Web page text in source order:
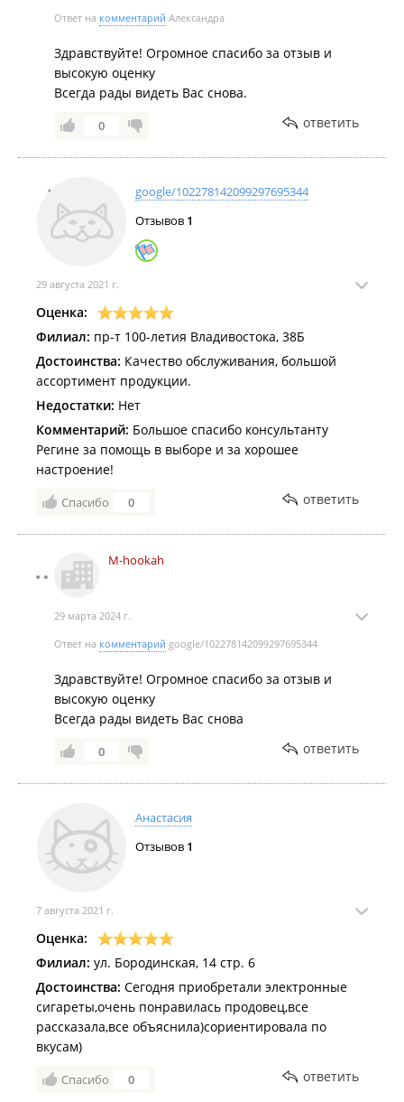
Ответ на комментарий Александра
Здравствуйте! Огромное спасибо за отзыв и
высокую оценку
Всегда рады видеть Вас снова.
0 ответить
google/102278142099297695344
Отзывов 1
29 августа 2021 г.
Оценка:
Филиал: пр-т 100-летия Владивостока, 38Б
Достоинства: Качество обслуживания, большой
ассортимент продукции.
Недостатки: Нет
Комментарий: Большое спасибо консультанту
Регине за помощь в выборе и за хорошее
настроение!
Спасибо 0 ответить
M-hookah
29 марта 2024 г.
Ответ на комментарий google/102278142099297695344
Здравствуйте! Огромное спасибо за отзыв и
высокую оценку
Всегда рады видеть Вас снова
0 ответить
Анастасия
Отзывов 1
7 августа 2021 г.
Оценка:
Филиал: ул. Бородинская, 14 стр. 6
Достоинства: Сегодня приобретали электронные
сигареты,очень понравилась продовец,все
рассказала,все объяснила)сориентировала по
вкусам)
Спасибо 0 ответить